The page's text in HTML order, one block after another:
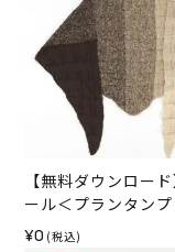
【無料ダウンロー
ール＜プランタン
＞（レシピ）
¥0 (税込)